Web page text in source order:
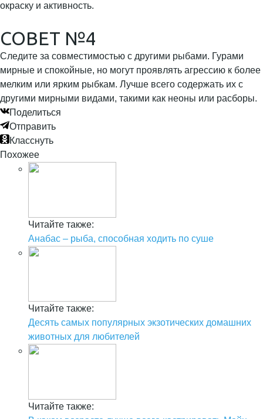
окраску и активность.
СОВЕТ №4
Следите за совместимостью с другими рыбами. Гурами
мирные и спокойные, но могут проявлять агрессию к более
мелким или ярким рыбкам. Лучше всего содержать их с
другими мирными видами, такими как неоны или расборы.
Поделиться
Отправить
Класснуть
Похожее
Читайте также:
Анабас – рыба, способная ходить по суше
Читайте также:
Десять самых популярных экзотических домашних
животных для любителей
Читайте также: